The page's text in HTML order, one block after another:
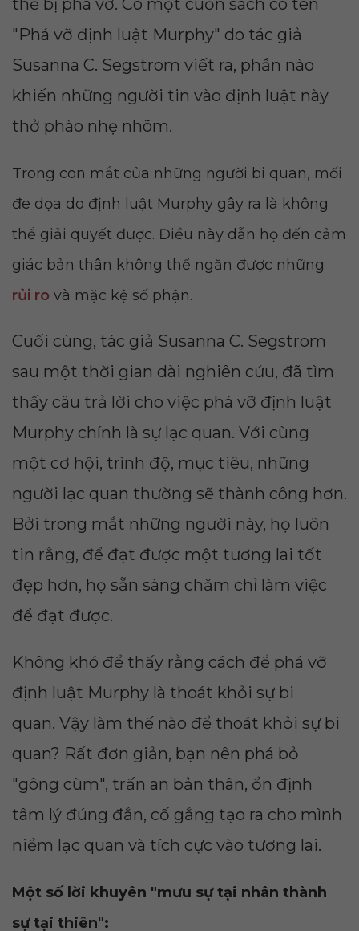
thể bị phá vỡ. Có một cuốn sách có tên
"Phá vỡ định luật Murphy" do tác giả
Susanna C. Segstrom viết ra, phần nào
khiến những người tin vào định luật này
thở phào nhẹ nhõm.
Trong con mắt của những người bi quan, mối
đe dọa do định luật Murphy gây ra là không
thể giải quyết được. Điều này dẫn họ đến cảm
giác bản thân không thể ngăn được những
rủi ro và mặc kệ số phận.
Cuối cùng, tác giả Susanna C. Segstrom
sau một thời gian dài nghiên cứu, đã tìm
thấy câu trả lời cho việc phá vỡ định luật
Murphy chính là sự lạc quan. Với cùng
một cơ hội, trình độ, mục tiêu, những
người lạc quan thường sẽ thành công hơn.
Bởi trong mắt những người này, họ luôn
tin rằng, để đạt được một tương lai tốt
đẹp hơn, họ sẵn sàng chăm chỉ làm việc
để đạt được.
Không khó để thấy rằng cách để phá vỡ
định luật Murphy là thoát khỏi sự bi
quan. Vậy làm thế nào để thoát khỏi sự bi
quan? Rất đơn giản, bạn nên phá bỏ
"gông cùm", trấn an bản thân, ổn định
tâm lý đúng đắn, cố gắng tạo ra cho mình
niềm lạc quan và tích cực vào tương lai.
Một số lời khuyên "mưu sự tại nhân thành
sự tại thiên":